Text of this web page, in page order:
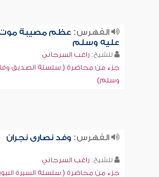
الفهرس: عظم مصيبة موت
عليه وسلم
للشيخ: راغب السرجاني
جزء من محاضرة ( سلسلة الصديق
وسلم)
الفهرس: وفد نصارى نجران
للشيخ: راغب السرجاني
جزء من محاضرة ( سلسلة السيرة